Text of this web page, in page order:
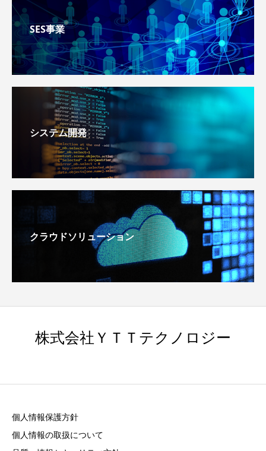
SES事業
システム開発
クラウドソリューション
株式会社ＹＴＴテクノロジー
個人情報保護方針
個人情報の取扱について